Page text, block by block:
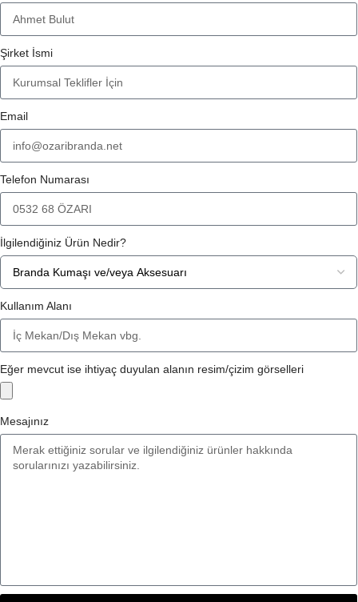
Şirket İsmi
Email
Telefon Numarası
İlgilendiğiniz Ürün Nedir?
Kullanım Alanı
Eğer mevcut ise ihtiyaç duyulan alanın resim/çizim görselleri
Mesajınız